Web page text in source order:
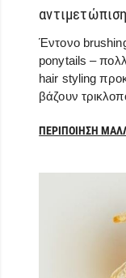
αντιμετώπιση
Έντονο
ponytails –
hair styling
βάζουν
ΠΕΡΙΠΟΊΗΣΗ